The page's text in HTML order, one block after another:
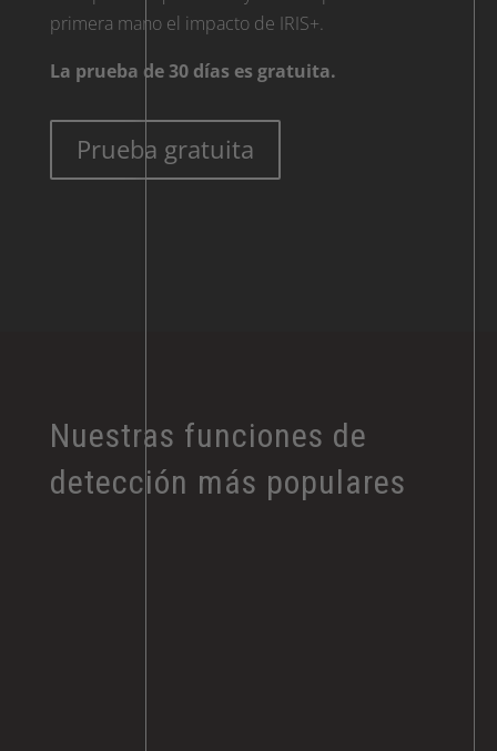
primera mano el impacto de IRIS+.
La prueba de 30 días es gratuita.
Prueba gratuita
Nuestras funciones de
detección más populares